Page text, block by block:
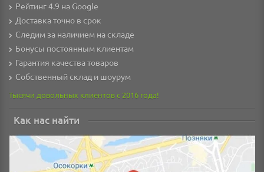
Рейтинг 4.9 на Google
Доставка точно в срок
Следим за наличием на складе
Бонусы постоянным клиентам
Гарантия качества товаров
Собственный склад и шоурум
Тысячи довольных клиентов с 2016 года!
Как нас найти